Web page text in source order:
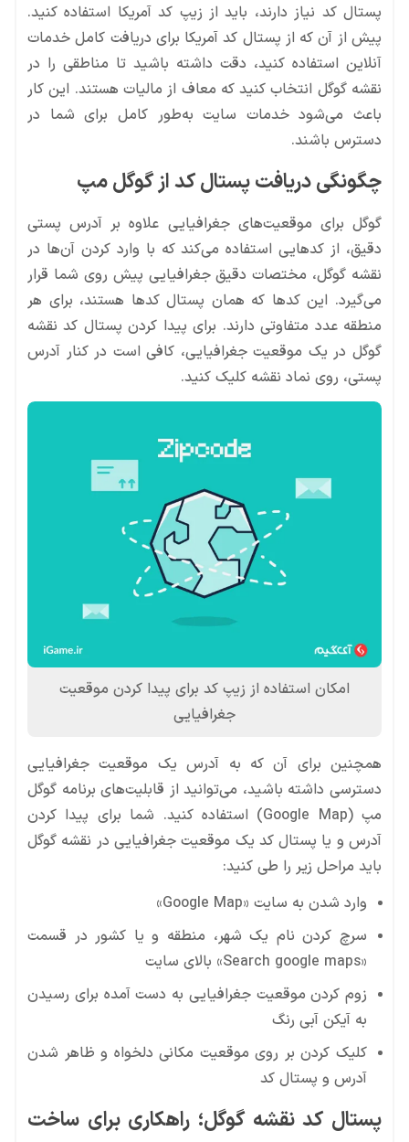
پستال کد نیاز دارند، باید از زیپ کد آمریکا استفاده کنید.
پیش از آن که از پستال کد آمریکا برای دریافت کامل خدمات
آنلاین استفاده کنید، دقت داشته باشید تا مناطقی را در
نقشه گوگل انتخاب کنید که معاف از مالیات هستند. این کار
باعث می‌شود خدمات سایت به‌طور کامل برای شما در
دسترس باشند.
چگونگی دریافت پستال کد از گوگل مپ
گوگل برای موقعیت‌های جغرافیایی علاوه بر آدرس پستی
دقیق، از کدهایی استفاده می‌کند که با وارد کردن آن‌ها در
نقشه گوگل، مختصات دقیق جغرافیایی پیش روی شما قرار
می‌گیرد. این کدها که همان پستال کدها هستند، برای هر
منطقه عدد متفاوتی دارند. برای پیدا کردن پستال کد نقشه
گوگل در یک موقعیت جغرافیایی، کافی است در کنار آدرس
پستی، روی نماد نقشه کلیک کنید.
امکان استفاده از زیپ کد برای پیدا کردن موقعیت
جغرافیایی
همچنین برای آن که به آدرس یک موقعیت جغرافیایی
دسترسی داشته باشید، می‌توانید از قابلیت‌های برنامه گوگل
مپ (Google Map) استفاده کنید. شما برای پیدا کردن
آدرس و یا پستال کد یک موقعیت جغرافیایی در نقشه گوگل
باید مراحل زیر را طی کنید:
وارد شدن به سایت «Google Map»
سرچ کردن نام یک شهر، منطقه و یا کشور در قسمت
«Search google maps» بالای سایت
زوم کردن موقعیت جغرافیایی به دست آمده برای رسیدن
به آیکن آبی رنگ
کلیک کردن بر روی موقعیت مکانی دلخواه و ظاهر شدن
آدرس و پستال کد
پستال کد نقشه گوگل؛ راهکاری برای ساخت